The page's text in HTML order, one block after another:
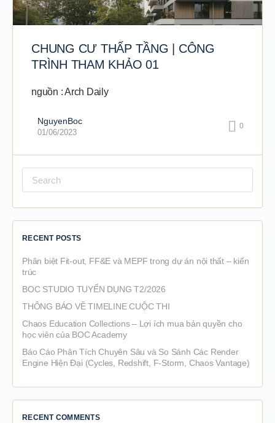
CHUNG CƯ THẤP TẦNG | CÔNG
TRÌNH THAM KHẢO 01
nguồn : Arch Daily
NguyenBoc
01/06/2023
0
for:
RECENT POSTS
Phân biệt Fit-out, FF&E và MEPF trong dự án nội thất – kiến
trúc
BOC STUDIO TUYỂN DỤNG T2/2026
THÔNG BÁO VỀ TIMELINE CUỘC THI
Chaos Education Collections – Lợi ích mua bản quyền cho
học viên của BOC Academy
Báo Cáo Phân Tích Chuyên Sâu và So Sánh Các Render
Engine Hiện Đại (Cycles, Redshift, F-Storm, Chaos Vantage)
RECENT COMMENTS